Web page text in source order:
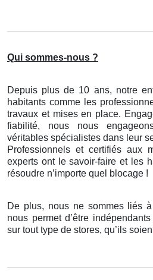
Qui sommes-nous ?
Depuis plus de 10 ans, notre
habitants comme les
travaux et mises en place.
fiabilité, nous nous
véritables spécialistes dans leur
Professionnels et certifiés aux
experts ont le savoir-faire et les
résoudre n’importe quel blocage !
De plus, nous ne sommes liés
nous permet d’être
sur tout type de stores, qu’ils